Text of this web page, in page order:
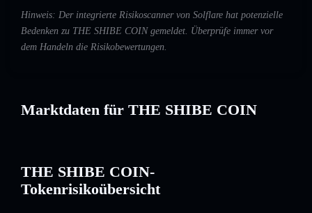
Hinweis: Der integrierte Risikoscanner von Solflare hat potenzielle
Bedenken zu THE SHIBE COIN gemeldet. Überprüfe immer vor
dem Handeln die Risikobewertungen.
Marktdaten für THE SHIBE COIN
THE SHIBE COIN-
Tokenrisikoübersicht